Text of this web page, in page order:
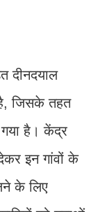
दीनदयाल
है, जिसके तहत
है। केंद्र
इन गांवों के
के लिए